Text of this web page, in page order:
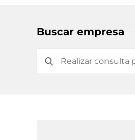
Buscar empresa